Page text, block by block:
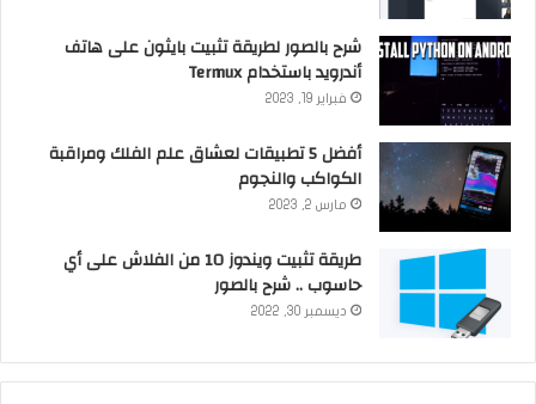
شرح بالصور لطريقة تثبيت بايثون على هاتف
أندرويد باستخدام Termux
فبراير 19, 2023
أفضل 5 تطبيقات لعشاق علم الفلك ومراقبة
الكواكب والنجوم
مارس 2, 2023
طريقة تثبيت ويندوز 10 من الفلاش على أي
حاسوب .. شرح بالصور
ديسمبر 30, 2022